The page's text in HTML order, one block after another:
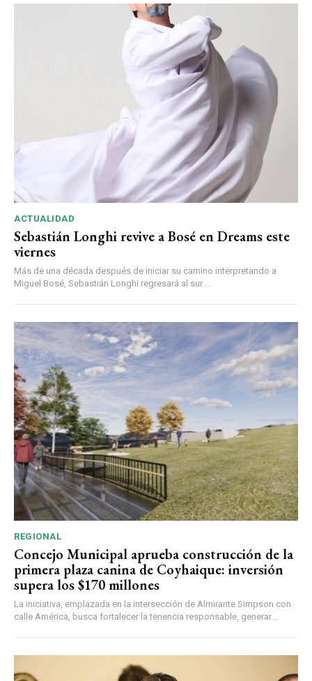
ACTUALIDAD
Sebastián Longhi revive a Bosé en Dreams este
viernes
Más de una década después de iniciar su camino interpretando a
Miguel Bosé, Sebastián Longhi regresará al sur ...
REGIONAL
Concejo Municipal aprueba construcción de la
primera plaza canina de Coyhaique: inversión
supera los $170 millones
La iniciativa, emplazada en la intersección de Almirante Simpson con
calle América, busca fortalecer la tenencia responsable, generar...